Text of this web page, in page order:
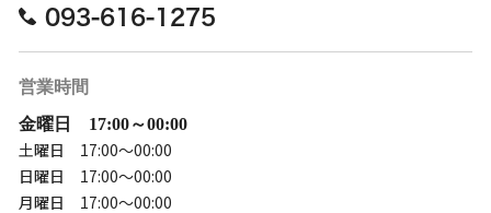
093-616-1275
営業時間
金曜日 17:00～00:00
土曜日 17:00～00:00
日曜日 17:00～00:00
月曜日 17:00～00:00